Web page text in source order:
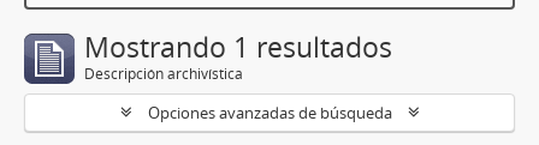
Mostrando 1 resultados
Descripción archivística
Opciones avanzadas de búsqueda